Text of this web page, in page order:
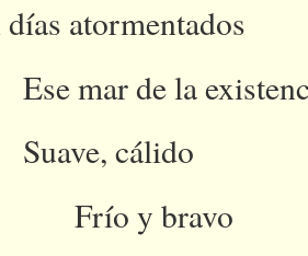
días atormentados
Ese mar de la
Suave, cálido
Frío y bravo